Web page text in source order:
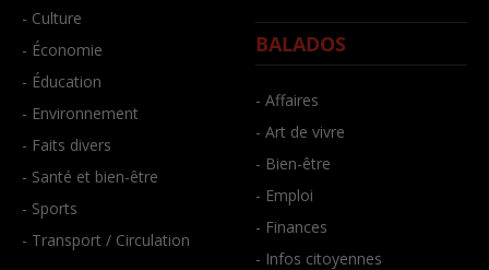
- Culture
- Économie
- Éducation
- Environnement
- Faits divers
- Santé et bien-être
- Sports
- Transport / Circulation
BALADOS
- Affaires
- Art de vivre
- Bien-être
- Emploi
- Finances
- Infos citoyennes